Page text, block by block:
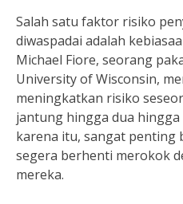
Salah satu faktor risiko
diwaspadai adalah
Michael Fiore, seorang
University of Wisconsin,
meningkatkan risiko
jantung hingga dua hingga
karena itu, sangat
segera berhenti merokok
mereka.